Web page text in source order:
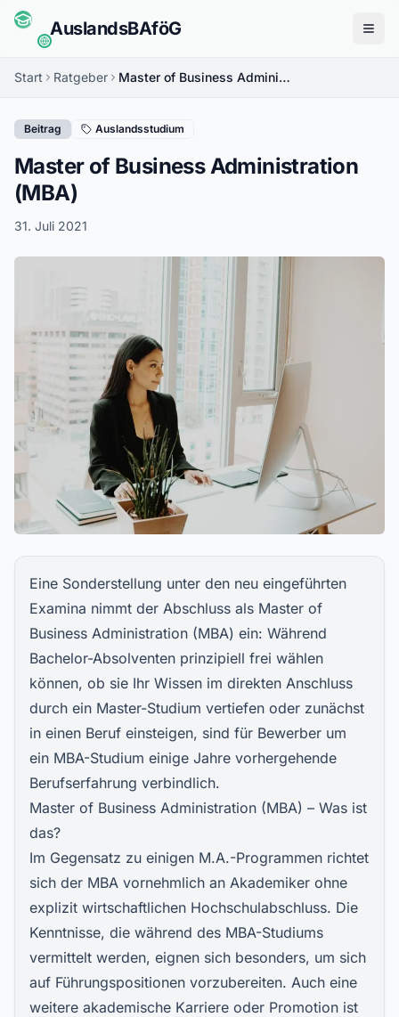
AuslandsBAföG
Start Ratgeber Master of Business Administration (MBA)
Beitrag Auslandsstudium
Master of Business Administration
(MBA)
31. Juli 2021
Eine Sonderstellung unter den neu eingeführten
Examina nimmt der Abschluss als Master of
Business Administration (MBA) ein: Während
Bachelor-Absolventen prinzipiell frei wählen
können, ob sie Ihr Wissen im direkten Anschluss
durch ein Master-Studium vertiefen oder zunächst
in einen Beruf einsteigen, sind für Bewerber um
ein MBA-Studium einige Jahre vorhergehende
Berufserfahrung verbindlich.
Master of Business Administration (MBA) – Was ist
das?
Im Gegensatz zu einigen M.A.-Programmen richtet
sich der MBA vornehmlich an Akademiker ohne
explizit wirtschaftlichen Hochschulabschluss. Die
Kenntnisse, die während des MBA-Studiums
vermittelt werden, eignen sich besonders, um sich
auf Führungspositionen vorzubereiten. Auch eine
weitere akademische Karriere oder Promotion ist